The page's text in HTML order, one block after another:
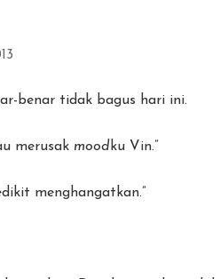
benar tidak bagus hari ini.
merusak mood ku Vin.”
menghangatkan.”